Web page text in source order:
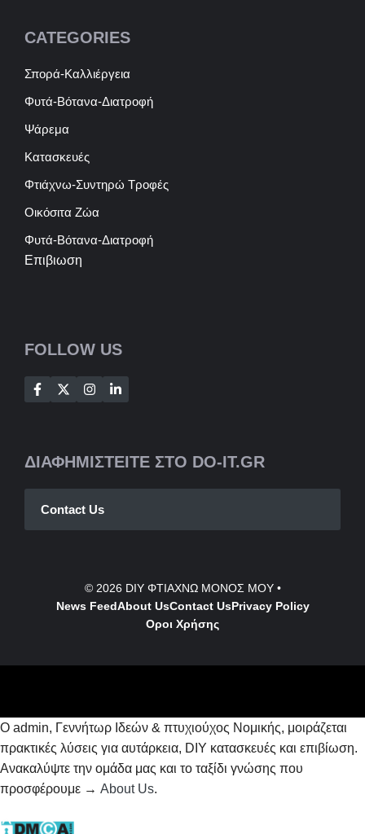
CATEGORIES
Σπορά-Καλλιέργεια
Φυτά-Βότανα-Διατροφή
Ψάρεμα
Κατασκευές
Φτιάχνω-Συντηρώ Τροφές
Οικόσιτα Ζώα
Φυτά-Βότανα-Διατροφή
Επιβιωση
FOLLOW US
ΔΙΑΦΗΜΙΣΤΕΙΤΕ ΣΤΟ DO-IT.GR
Contact Us
© 2026 DIY ΦΤΙΑΧΝΩ ΜΟΝΟΣ ΜΟΥ•
News FeedAbout UsContactUsPrivacy Policy
Οροι Χρήσης
Ο admin, Γεννήτωρ Ιδεών & πτυχιούχος Νομικής, μοιράζεται
πρακτικές λύσεις για αυτάρκεια, DIY κατασκευές και επιβίωση.
Ανακαλύψτε την ομάδα μας και το ταξίδι γνώσης που
προσφέρουμε → About Us.